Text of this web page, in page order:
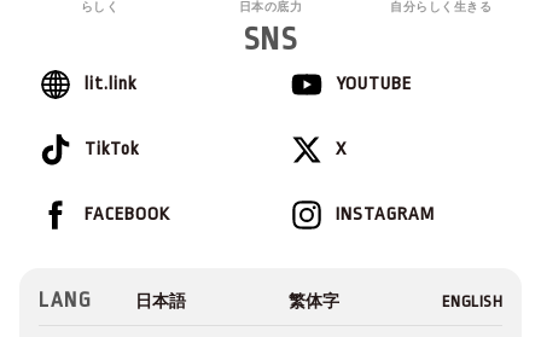
らしく 日本の底力 自分らしく生きる
SNS
lit.link YOUTUBE
TikTok X
INSTAGRAM
FACEBOOK
LANG